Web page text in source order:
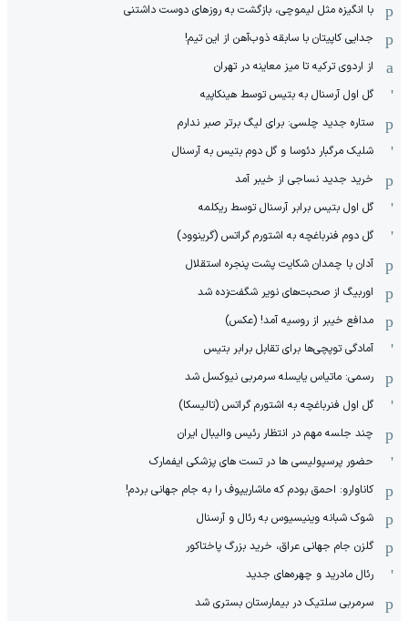
با انگیزه مثل لیموچی، بازگشت به روزهای دوست داشتنی
جدایی کاپیتان با سابقه ذوب‌آهن از این تیم!
از اردوی ترکیه تا میز معاینه در تهران
گل اول آرسنال به بتیس توسط هینکاپیه
ستاره جدید چلسی: برای لیگ برتر صبر ندارم
شلیک مرگبار دئوسا و گل دوم بتیس به آرسنال
خرید جدید نساجی از خیبر آمد
گل اول بتیس برابر آرسنال توسط ریکلمه
گل دوم فنرباغچه به اشتورم گراتس (گرینوود)
آدان با چمدان شکایت پشت پنجره استقلال
اوربیگ از صحبت‌های نویر شگفت‌زده شد
مدافع خیبر از روسیه آمد! (عکس)
آمادگی توپچی‌ها برای تقابل برابر بتیس
رسمی: ماتیاس یایسله سرمربی نیوکسل شد
گل اول فنرباغچه به اشتورم گراتس (تالیسکا)
چند جلسه مهم در انتظار رئیس والیبال ایران
حضور پرسپولیسی ها در تست های پزشکی ایفمارک
کاناوارو: احمق بودم که ماشاریپوف را به جام جهانی بردم!
شوک شبانه وینیسیوس به رئال و آرسنال
گلزن جام جهانی عراق، خرید بزرگ پاختاکور
رئال مادرید و چهره‌های جدید
سرمربی سلتیک در بیمارستان بستری شد